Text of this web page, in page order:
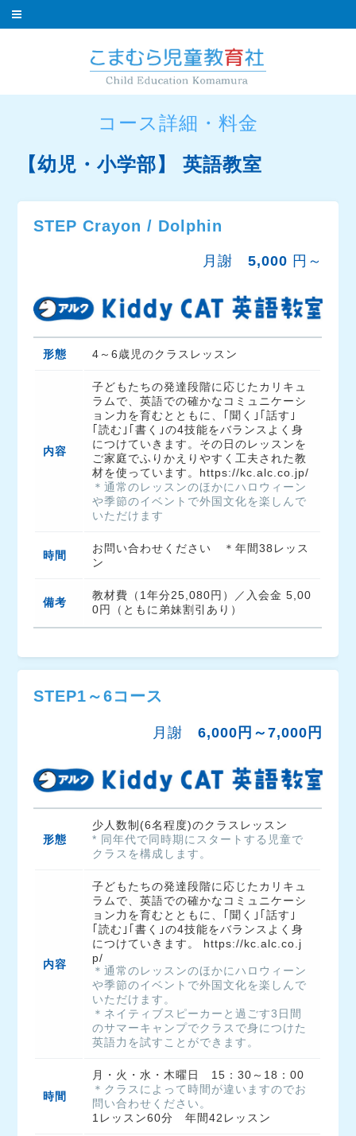
コース詳細・料金
【幼児・小学部】 英語教室
STEP Crayon / Dolphin
月謝 5,000 円～
形態 4～6歳児のクラスレッスン
内容
子どもたちの発達段階に応じたカリキュ
ラムで、英語での確かなコミュニケーシ
ョン力を育むとともに、｢聞く｣｢話す｣
｢読む｣｢書く｣の4技能をバランスよく身
につけていきます。その日のレッスンを
ご家庭でふりかえりやすく工夫された教
＊通常のレッスンのほかにハロウィーン
や季節のイベントで外国文化を楽しんで
いただけます
時間
お問い合わせください　＊年間38レッス
ン
備考
教材費（1年分25,080円）／入会金 5,00
0円（ともに弟妹割引あり）
STEP1～6コース
月謝 6,000円～7,000円
形態
* 同年代で同時期にスタートする児童で
クラスを構成します。
内容
子どもたちの発達段階に応じたカリキュ
ラムで、英語での確かなコミュニケーシ
ョン力を育むとともに、｢聞く｣｢話す｣
｢読む｣｢書く｣の4技能をバランスよく身
につけていきます。 https://kc.alc.co.j
＊通常のレッスンのほかにハロウィーン
や季節のイベントで外国文化を楽しんで
いただけます。
＊ネイティブスピーカーと過ごす3日間
のサマーキャンプでクラスで身につけた
英語力を試すことができます。
時間
＊クラスによって時間が違いますのでお
問い合わせください。